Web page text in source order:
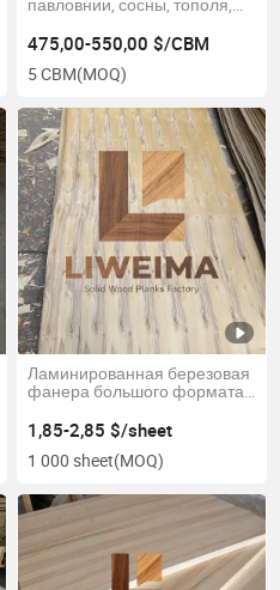
павловнии, сосны, тополя,
массивная древесина для
мебели, строительства и
индивидуальных проектов
475,00-550,00 $/CBM
5 CBM(MOQ)
Ламинированная березовая
фанера большого формата
мебели
1,85-2,85 $/sheet
1 000 sheet(MOQ)